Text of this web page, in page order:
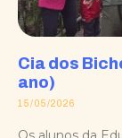
Cia dos
ano)
15/05/2026